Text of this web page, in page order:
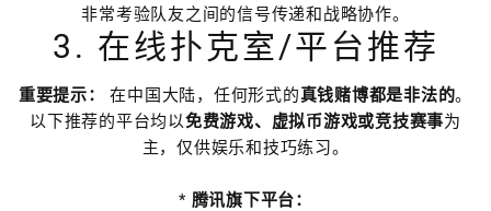
非常考验队友之间的信号传递和战略协作。
3. 在线扑克室/平台推荐
重要提示： 在中国大陆，任何形式的真钱赌博都是非法的。
以下推荐的平台均以免费游戏、虚拟币游戏或竞技赛事为
主，仅供娱乐和技巧练习。
* 腾讯旗下平台：